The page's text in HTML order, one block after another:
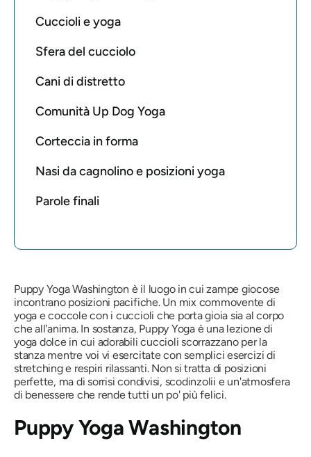
Cuccioli e yoga
Sfera del cucciolo
Cani di distretto
Comunità Up Dog Yoga
Corteccia in forma
Nasi da cagnolino e posizioni yoga
Parole finali
Puppy Yoga Washington è il luogo in cui zampe giocose
incontrano posizioni pacifiche. Un mix commovente di
yoga e coccole con i cuccioli che porta gioia sia al corpo
che all'anima. In sostanza, Puppy Yoga è una lezione di
yoga dolce in cui adorabili cuccioli scorrazzano per la
stanza mentre voi vi esercitate con semplici esercizi di
stretching e respiri rilassanti. Non si tratta di posizioni
perfette, ma di sorrisi condivisi, scodinzolii e un'atmosfera
di benessere che rende tutti un po' più felici.
Puppy Yoga Washington